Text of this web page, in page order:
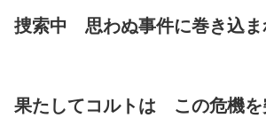
捜索中 思わぬ事件に巻き込ま
果たしてコルトは この危機を